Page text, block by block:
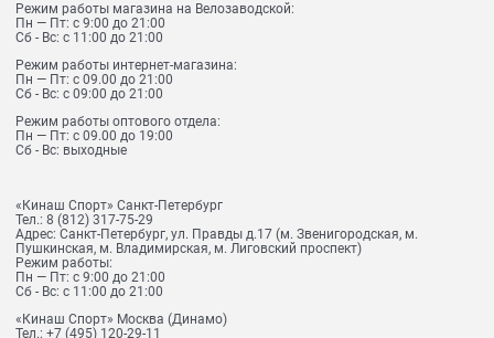
Режим работы магазина на Велозаводской:
Пн — Пт: с 9:00 до 21:00
Сб - Вс: с 11:00 до 21:00
Режим работы интернет-магазина:
Пн — Пт: с 09.00 до 21:00
Сб - Вс: с 09:00 до 21:00
Режим работы оптового отдела:
Пн — Пт: с 09.00 до 19:00
Сб - Вс: выходные
«Кинаш Спорт» Санкт-Петербург
Тел.: 8 (812) 317-75-29
Адрес: Санкт-Петербург, ул. Правды д.17 (м. Звенигородская, м.
Пушкинская, м. Владимирская, м. Лиговский проспект)
Режим работы:
Пн — Пт: с 9:00 до 21:00
Сб - Вс: с 11:00 до 21:00
«Кинаш Спорт» Москва (Динамо)
Тел.: +7 (495) 120-29-11